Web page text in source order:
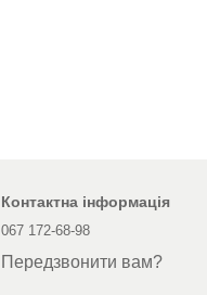
Контактна інформація
067 172-68-98
Передзвонити вам?